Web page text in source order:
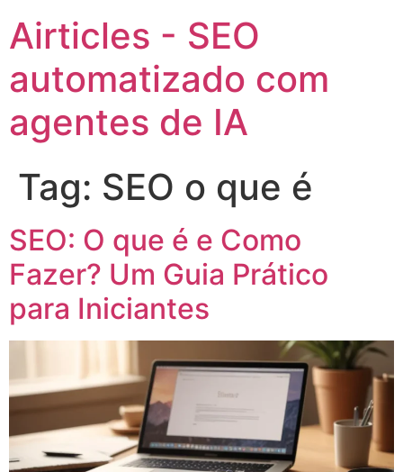
Airticles - SEO
automatizado com
agentes de IA
Tag: SEO o que é
SEO: O que é e Como
Fazer? Um Guia Prático
para Iniciantes